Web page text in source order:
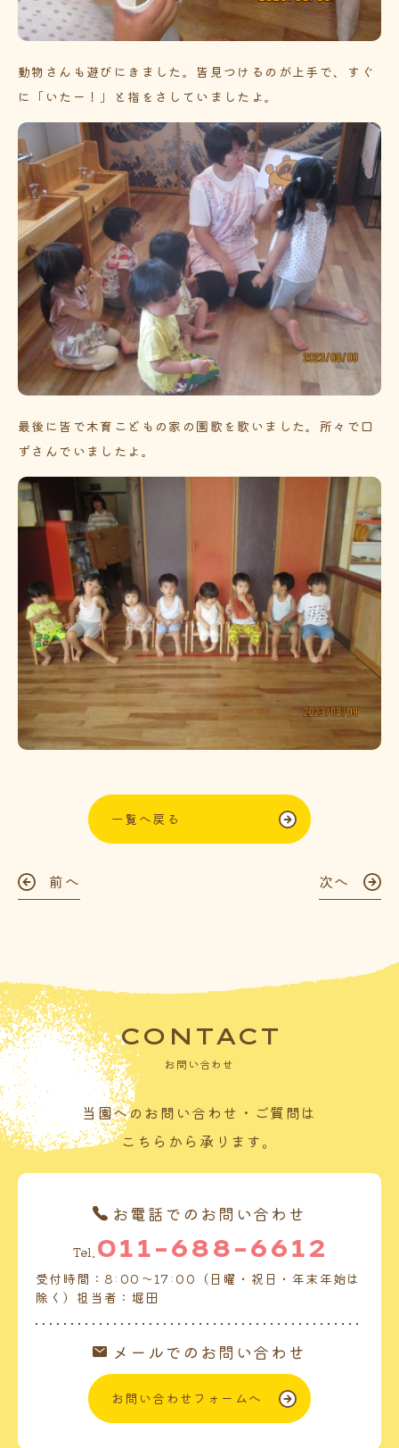
動物さんも遊びにきました。皆見つけるのが上手で、すぐ
に「いたー！」と指をさしていましたよ。
最後に皆で木育こどもの家の園歌を歌いました。所々で口
ずさんでいましたよ。
一覧へ戻る
前へ 次へ
CONTACT
お問い合わせ
当園へのお問い合わせ・ご質問は
こちらから承ります。
お電話でのお問い合わせ
Tel. 011-688-6612
受付時間：8:00～17:00（日曜・祝日・年末年始は
除く）担当者：堀田
メールでのお問い合わせ
お問い合わせフォームへ